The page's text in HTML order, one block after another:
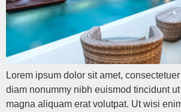
Lorem ipsum dolor sit amet,
diam nonummy nibh euismod tincidunt
magna aliquam erat volutpat. Ut wisi